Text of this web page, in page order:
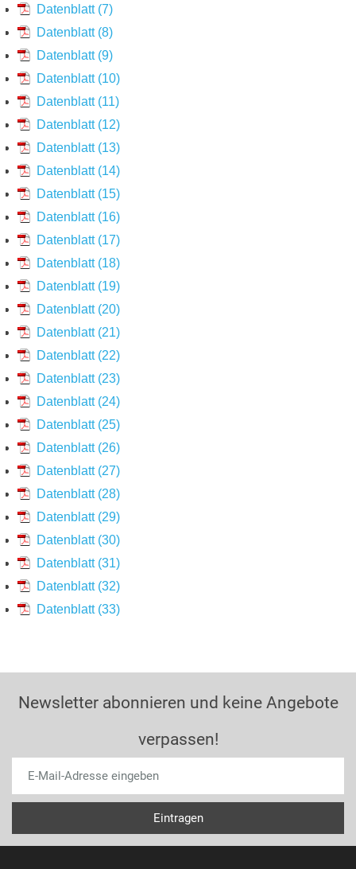
Datenblatt (7)
Datenblatt (8)
Datenblatt (9)
Datenblatt (10)
Datenblatt (11)
Datenblatt (12)
Datenblatt (13)
Datenblatt (14)
Datenblatt (15)
Datenblatt (16)
Datenblatt (17)
Datenblatt (18)
Datenblatt (19)
Datenblatt (20)
Datenblatt (21)
Datenblatt (22)
Datenblatt (23)
Datenblatt (24)
Datenblatt (25)
Datenblatt (26)
Datenblatt (27)
Datenblatt (28)
Datenblatt (29)
Datenblatt (30)
Datenblatt (31)
Datenblatt (32)
Datenblatt (33)
Newsletter abonnieren und keine Angebote
verpassen!